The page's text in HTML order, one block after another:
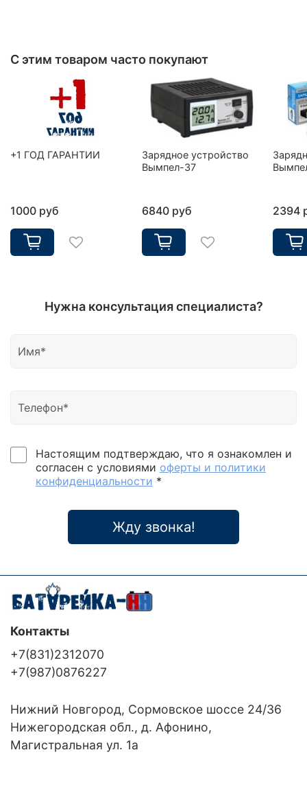
С этим товаром часто покупают
+1 ГОД ГАРАНТИИ
1000 руб
Зарядное устройство
Вымпел-37
6840 руб 2394
Нужна консультация специалиста?
Настоящим подтверждаю, что я ознакомлен и
согласен с условиями оферты и политики
конфиденциальности *
Жду звонка!
Контакты
+7(831)2312070
+7(987)0876227
Нижний Новгород, Сормовское шоссе 24/36
Нижегородская обл., д. Афонино,
Магистральная ул. 1а